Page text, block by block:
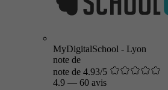
MyDigitalSchool - Lyon
note de
note de 4.93/5
4.9 — 60 avis